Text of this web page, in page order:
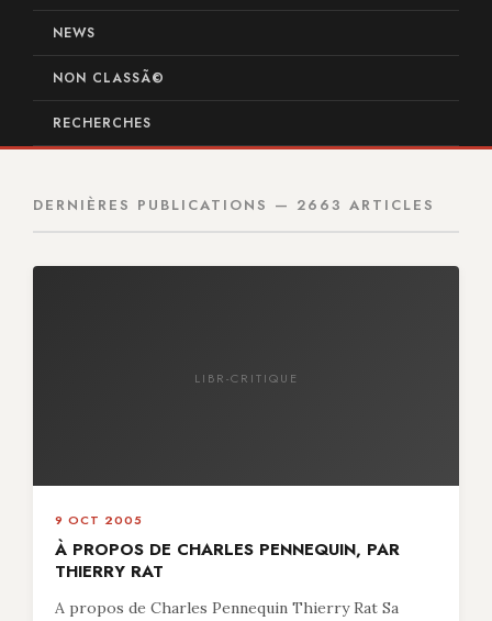
NEWS
NON CLASSÃ©
RECHERCHES
DERNIÈRES PUBLICATIONS — 2663 ARTICLES
LIBR-CRITIQUE
9 OCT 2005
À PROPOS DE CHARLES PENNEQUIN, PAR
THIERRY RAT
A propos de Charles Pennequin Thierry Rat Sa